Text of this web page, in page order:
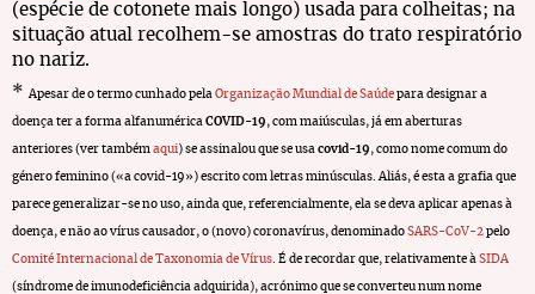
(espécie de cotonete mais longo) usada para colheitas; na
situação atual recolhem-se amostras do trato respiratório
no nariz.
*Apesar de o termo cunhado pela Organização Mundial de Saúde para designar a
doença ter a forma alfanumérica COVID-19 , com maiúsculas, já em aberturas
anteriores (ver também aqui) se assinalou que se usa covid-19 , como nome comum do
género feminino («a covid-19») escrito com letras minúsculas. Aliás, é esta a grafia que
parece generalizar-se no uso, ainda que, referencialmente, ela se deva aplicar apenas à
doença, e não ao vírus causador, o (novo) coronavírus, denominado SARS-CoV-2 pelo
Comité Internacional de Taxonomia de Vírus. É de recordar que, relativamente à SIDA
(síndrome de imunodeficiência adquirida), acrónimo que se converteu num nome